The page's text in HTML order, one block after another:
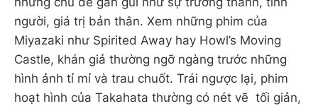
người, giá trị bản thân. Xem những phim của
Miyazaki như Spirited Away hay Howl’s Moving
Castle, khán giả thường ngỡ ngàng trước những
hình ảnh tỉ mỉ và trau chuốt. Trái ngược lại, phim
hoạt hình của Takahata thường có nét vẽ tối giản,